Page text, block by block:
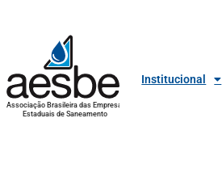
Associação Brasileira das Empresas
Estaduais de Saneamento
Institucional